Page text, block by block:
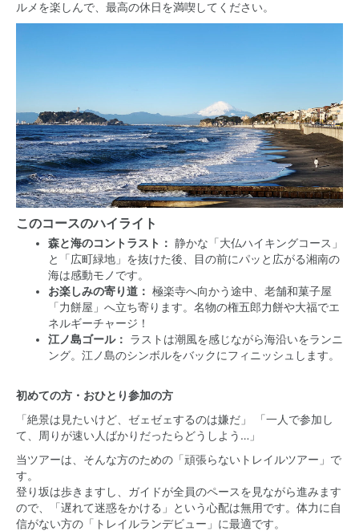
ルメを楽しんで、最高の休日を満喫してください。
このコースのハイライト
森と海のコントラスト： 静かな「大仏ハイキングコース」
と「広町緑地」を抜けた後、目の前にパッと広がる湘南の
海は感動モノです。
お楽しみの寄り道： 極楽寺へ向かう途中、老舗和菓子屋
「力餅屋」へ立ち寄ります。名物の権五郎力餅や大福でエ
ネルギーチャージ！
江ノ島ゴール：
ラストは潮風を感じながら海沿いをランニ
ング。江ノ島のシンボルをバックにフィニッシュします。
初めての方・おひとり参加の方
「絶景は見たいけど、ゼェゼェするのは嫌だ」 「一人で参加し
て、周りが速い人ばかりだったらどうしよう…」
当ツアーは、そんな方のための「頑張らないトレイルツアー」で
す。
登り坂は歩きますし、ガイドが全員のペースを見ながら進みます
ので、「遅れて迷惑をかける」という心配は無用です。体力に自
信がない方の「トレイルランデビュー」に最適です。